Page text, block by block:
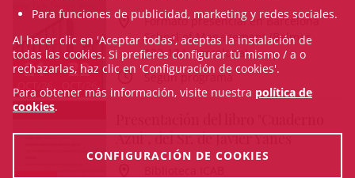
21
OCT/26
22
Formato presencial en Barcelona
School of Management (Balmes
132-134, Barcelona)
Según programa
Azul”, del Sr. de Javier Yanes
Para funciones de publicidad, marketing y redes sociales.
Al hacer clic en 'Aceptar todas', aceptas la instalación de
todas las cookies. Si prefieres configurar tú mismo / a o
rechazarlas, haz clic en 'Configuración de cookies'.
Para obtener más información, visite nuestra política de
cookies.
CONFIGURACIÓN DE COOKIES